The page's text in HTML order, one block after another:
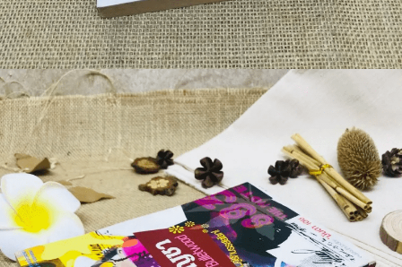
📕 นิตยสาร
🌎 International Books
🎲 Board Game
📅 สินค้าอื่นๆ